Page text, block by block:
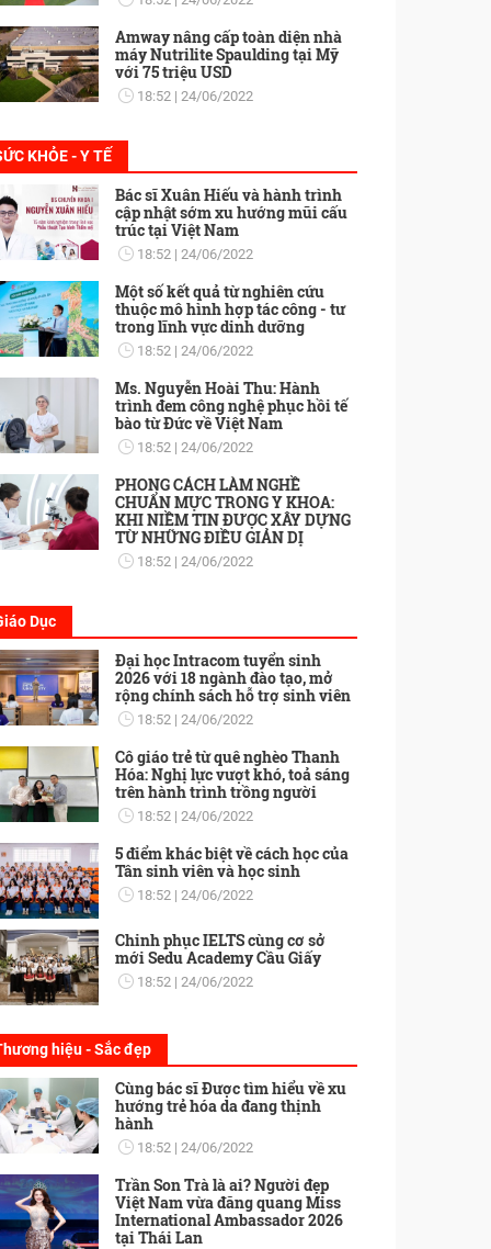
Amway nâng cấp toàn diện nhà
máy Nutrilite Spaulding tại Mỹ
với 75 triệu USD
18:52 24/06/2022
KHỎE - Y TẾ
Bác sĩ Xuân Hiếu và hành trình
cập nhật sớm xu hướng mũi cấu
trúc tại Việt Nam
18:52 24/06/2022
Một số kết quả từ nghiên cứu
thuộc mô hình hợp tác công - tư
trong lĩnh vực dinh dưỡng
18:52 24/06/2022
Ms. Nguyễn Hoài Thu: Hành
trình đem công nghệ phục hồi tế
bào từ Đức về Việt Nam
18:52 24/06/2022
PHONG CÁCH LÀM NGHỀ
CHUẨN MỰC TRONG Y KHOA:
KHI NIỀM TIN ĐƯỢC XÂY DỰNG
TỪ NHỮNG ĐIỀU GIẢN DỊ
18:52 24/06/2022
Dục
Đại học Intracom tuyển sinh
2026 với 18 ngành đào tạo, mở
rộng chính sách hỗ trợ sinh viên
18:52 24/06/2022
Cô giáo trẻ từ quê nghèo Thanh
Hóa: Nghị lực vượt khó, toả sáng
trên hành trình trồng người
18:52 24/06/2022
5 điểm khác biệt về cách học của
Tân sinh viên và học sinh
18:52 24/06/2022
Chinh phục IELTS cùng cơ sở
mới Sedu Academy Cầu Giấy
18:52 24/06/2022
hiệu - Sắc đẹp
Cùng bác sĩ Được tìm hiểu về xu
hướng trẻ hóa da đang thịnh
hành
18:52 24/06/2022
Trần Son Trà là ai? Người đẹp
Việt Nam vừa đăng quang Miss
International Ambassador 2026
tại Thái Lan